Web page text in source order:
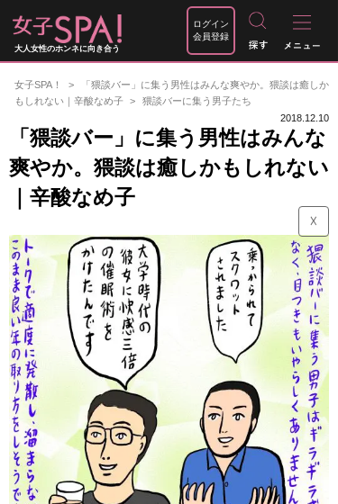
大人女性のホンネに向き合う
ログイン
会員登録
女子SPA！
「猥談バー」に集う男性はみんな爽やか。猥談は癒しか
もしれない｜辛酸なめ子
猥談バーに集う男子たち
2018.12.10
「猥談バー」に集う男性はみんな
爽やか。猥談は癒しかもしれない
｜辛酸なめ子
☓